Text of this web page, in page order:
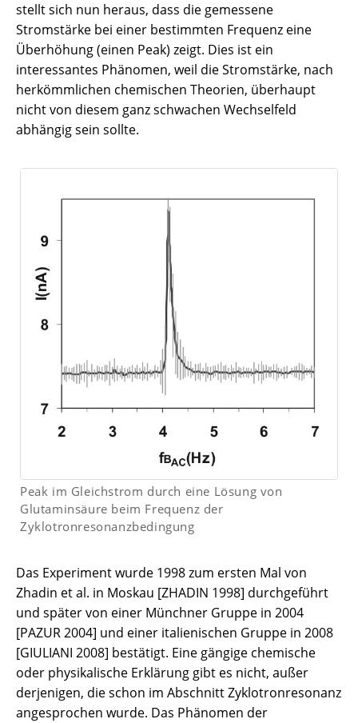
stellt sich nun heraus, dass die gemessene
Stromstärke bei einer bestimmten Frequenz eine
Überhöhung (einen Peak) zeigt. Dies ist ein
interessantes Phänomen, weil die Stromstärke, nach
herkömmlichen chemischen Theorien, überhaupt
nicht von diesem ganz schwachen Wechselfeld
abhängig sein sollte.
Peak im Gleichstrom durch eine Lösung von
Glutaminsäure beim Frequenz der
Zyklotronresonanzbedingung
Das Experiment wurde 1998 zum ersten Mal von
Zhadin et al. in Moskau [ZHADIN 1998] durchgeführt
und später von einer Münchner Gruppe in 2004
[PAZUR 2004] und einer italienischen Gruppe in 2008
[GIULIANI 2008] bestätigt. Eine gängige chemische
oder physikalische Erklärung gibt es nicht, außer
derjenigen, die schon im Abschnitt Zyklotronresonanz
angesprochen wurde. Das Phänomen der